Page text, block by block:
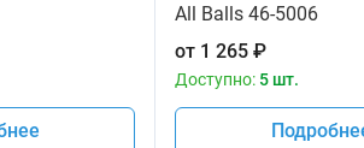
All Balls 46-5006
от 1 265 ₽
Доступно: 5 шт.